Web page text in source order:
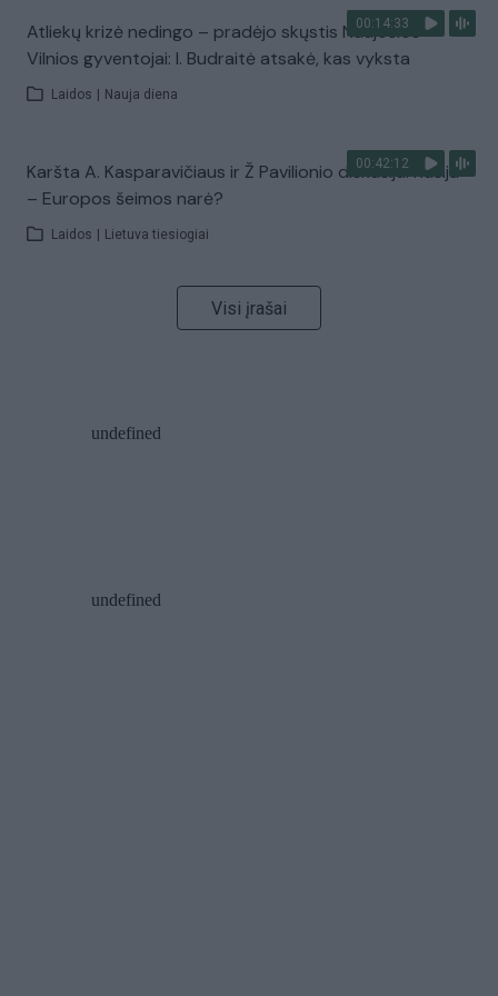
00:14:33
Atliekų krizė nedingo – pradėjo skųstis Naujosios
Vilnios gyventojai: I. Budraitė atsakė, kas vyksta
Laidos Nauja diena
00:42:12
Karšta A. Kasparavičiaus ir Ž Pavilionio diskusija: Rusija
– Europos šeimos narė?
Laidos Lietuva tiesiogiai
Visi įrašai